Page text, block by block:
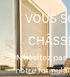
VOUS
N’hésitez
notre